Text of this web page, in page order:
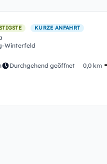
KURZE ANFAHRT
Winterfeld
Durchgehend geöffnet 0,0 km